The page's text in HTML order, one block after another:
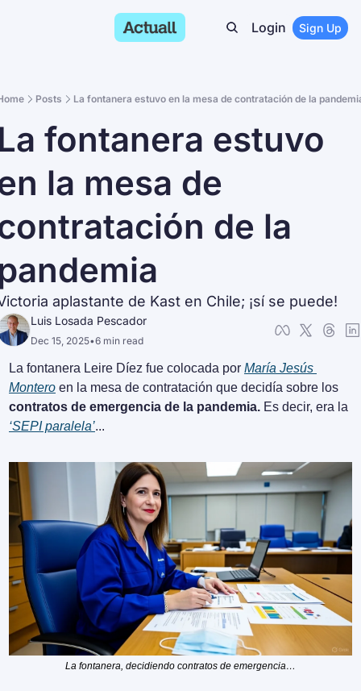
Login Sign Up
Posts La fontanera estuvo en la mesa de contratación de la
fontanera estuvo
la mesa de
de la
aplastante de Kast en Chile; ¡sí se puede!
Luis Losada Pescador
Dec 15, 2025•6 min read
La fontanera Leire Díez fue colocada por María Jesús
Montero
contratos de emergencia de la pandemia.
‘SEPI paralela’...
La fontanera, decidiendo contratos de emergencia…